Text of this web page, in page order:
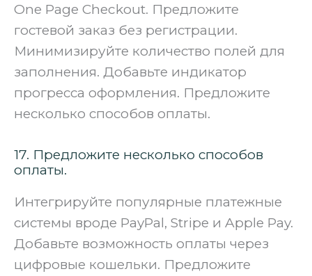
One Page Checkout. Предложите
гостевой заказ без регистрации.
Минимизируйте количество полей для
заполнения. Добавьте индикатор
прогресса оформления. Предложите
несколько способов оплаты.
17. Предложите несколько способов
оплаты.
Интегрируйте популярные платежные
системы вроде PayPal, Stripe и Apple Pay.
Добавьте возможность оплаты через
цифровые кошельки. Предложите